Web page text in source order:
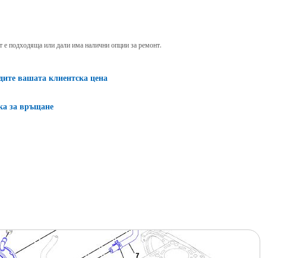
е подходяща или дали има налични опции за ремонт.
вашата клиентска цена
за връщане